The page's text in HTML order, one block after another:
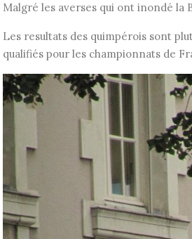
Malgré les averses qui ont inondé la
Les resultats des quimpérois sont
qualifiés pour les championnats de